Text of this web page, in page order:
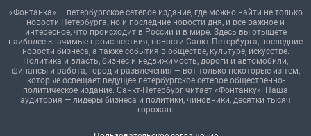
«Фонтанка» — петербургское сетевое издание, где можно найти не только
новости Петербурга, но и последние новости дня, и все важное и
интересное, что происходит в России и в мире. Здесь вы отыщете
наиболее значимые происшествия, новости Санкт-Петербурга, последние
новости бизнеса, а также события в обществе, культуре, искусстве.
Политика и власть, бизнес и недвижимость, дороги и автомобили,
финансы и работа, город и развлечения — вот только некоторые из тем,
которые освещает ведущее петербургское сетевое общественно-
политическое издание. Санкт-Петербург читает «Фонтанку»! Наша
аудитория — лидеры бизнеса и политики, чиновники, десятки тысяч
горожан.